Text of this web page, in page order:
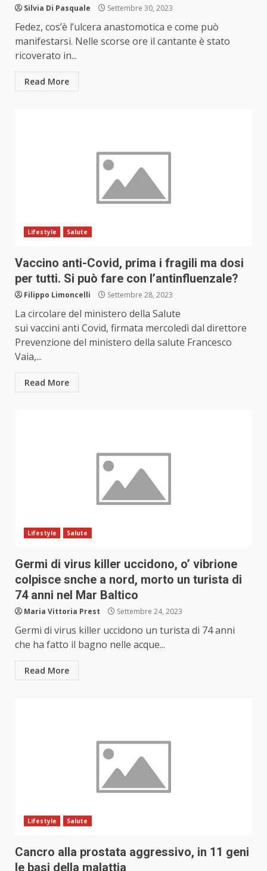
Silvia Di Pasquale Settembre 30, 2023
Fedez, cos’è l’ulcera anastomotica e come può
manifestarsi. Nelle scorse ore il cantante è stato
ricoverato in...
Read More
Lifestyle Salute
Vaccino anti-Covid, prima i fragili ma dosi
per tutti. Si può fare con l’antinfluenzale?
Filippo Limoncelli Settembre 28, 2023
La circolare del ministero della Salute
sui vaccini anti Covid, firmata mercoledì dal direttore
Prevenzione del ministero della salute Francesco
Vaia,...
Read More
Lifestyle Salute
Germi di virus killer uccidono, o’ vibrione
colpisce snche a nord, morto un turista di
74 anni nel Mar Baltico
Maria Vittoria Prest Settembre 24, 2023
Germi di virus killer uccidono un turista di 74 anni
che ha fatto il bagno nelle acque...
Read More
Lifestyle Salute
Cancro alla prostata aggressivo, in 11 geni
le basi della malattia